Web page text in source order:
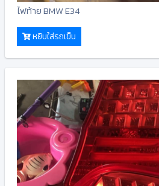
ไฟท้าย BMW E34
หยิบใส่รถเข็น